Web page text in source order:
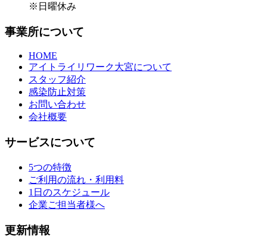
※日曜休み
事業所について
HOME
アイトライリワーク大宮について
スタッフ紹介
感染防止対策
お問い合わせ
会社概要
サービスについて
5つの特徴
ご利用の流れ・利用料
1日のスケジュール
企業ご担当者様へ
更新情報